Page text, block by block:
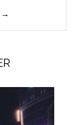
→